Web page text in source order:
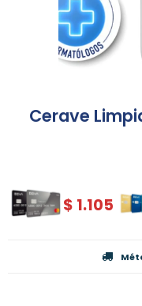
Cerave
$ 1.105